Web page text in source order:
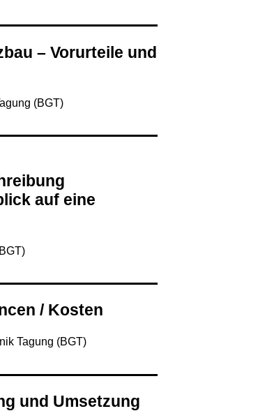
– Vorurteile und
(BGT)
auf eine
/ Kosten
Tagung (BGT)
und Umsetzung